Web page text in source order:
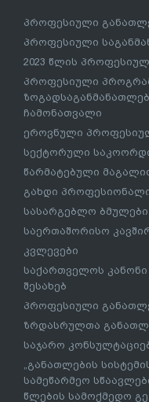
პროფესიული
პროფესიული
2023 წლის
პროფესიული
ჩამონათვალი
ეროვნული
სექტორული
წარმატებული
გახდი
სასარგებლო ბმულები
საერთაშორისო
კვლევები
საქართველოს
შესახებ
პროფესიული
ზრდასრულთა
საჯარო
„განათლების
სამეწარმეო
წლების სამოქმედო